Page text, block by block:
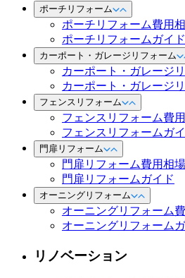
ポーチリフォーム
ポーチリフォーム費用
ポーチリフォームガイド
カーポート・ガレージリフォーム
カーポート・ガレージ
カーポート・ガレージ
フェンスリフォーム
フェンスリフォーム費
フェンスリフォームガ
門扉リフォーム
門扉リフォーム費用相場
門扉リフォームガイド
オーニングリフォーム
オーニングリフォーム
オーニングリフォーム
リノベーション